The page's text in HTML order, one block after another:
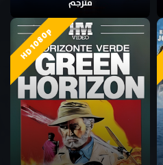
مترجم
HD 1080p